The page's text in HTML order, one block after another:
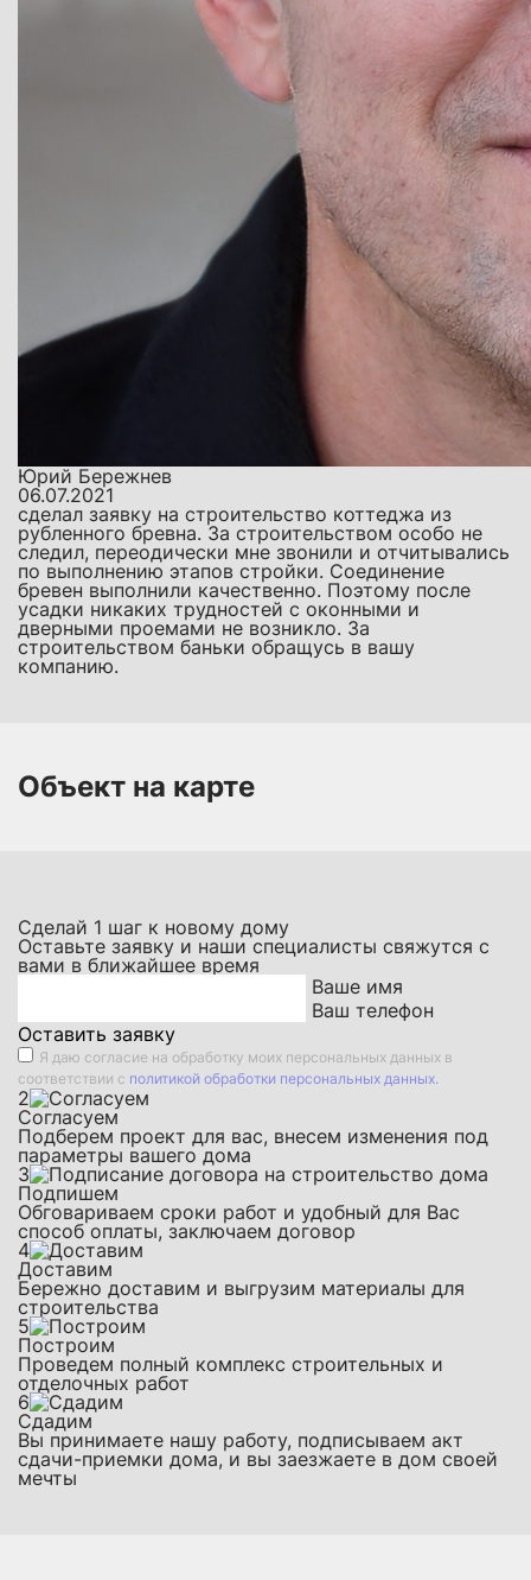
Юрий Бережнев
06.07.2021
сделал заявку на строительство коттеджа из
рубленного бревна. За строительством особо не
следил, переодически мне звонили и отчитывались
по выполнению этапов стройки. Соединение
бревен выполнили качественно. Поэтому после
усадки никаких трудностей с оконными и
дверными проемами не возникло. За
строительством баньки обращусь в вашу
компанию.
Объект на карте
Сделай 1 шаг к новому дому
Оставьте заявку и наши специалисты свяжутся с
вами в ближайшее время
Ваше имя
Ваш телефон
Оставить заявку
Я даю согласие на обработку моих персональных данных в
соответствии с политикой обработки персональных данных.
2
Согласуем
Подберем проект для вас, внесем изменения под
параметры вашего дома
3
Подпишем
Обговариваем сроки работ и удобный для Вас
способ оплаты, заключаем договор
4
Доставим
Бережно доставим и выгрузим материалы для
строительства
5
Построим
Проведем полный комплекс строительных и
отделочных работ
6
Сдадим
Вы принимаете нашу работу, подписываем акт
сдачи-приемки дома, и вы заезжаете в дом своей
мечты